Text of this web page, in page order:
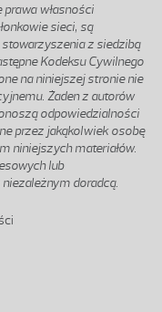
prawa własności
sieci, są
z siedzibą
Kodeksu Cywilnego
na niniejszej stronie nie
Żaden z autorów
odpowiedzialności
przez jakąkolwiek osobę
niniejszych materiałów.
lub
doradcą.